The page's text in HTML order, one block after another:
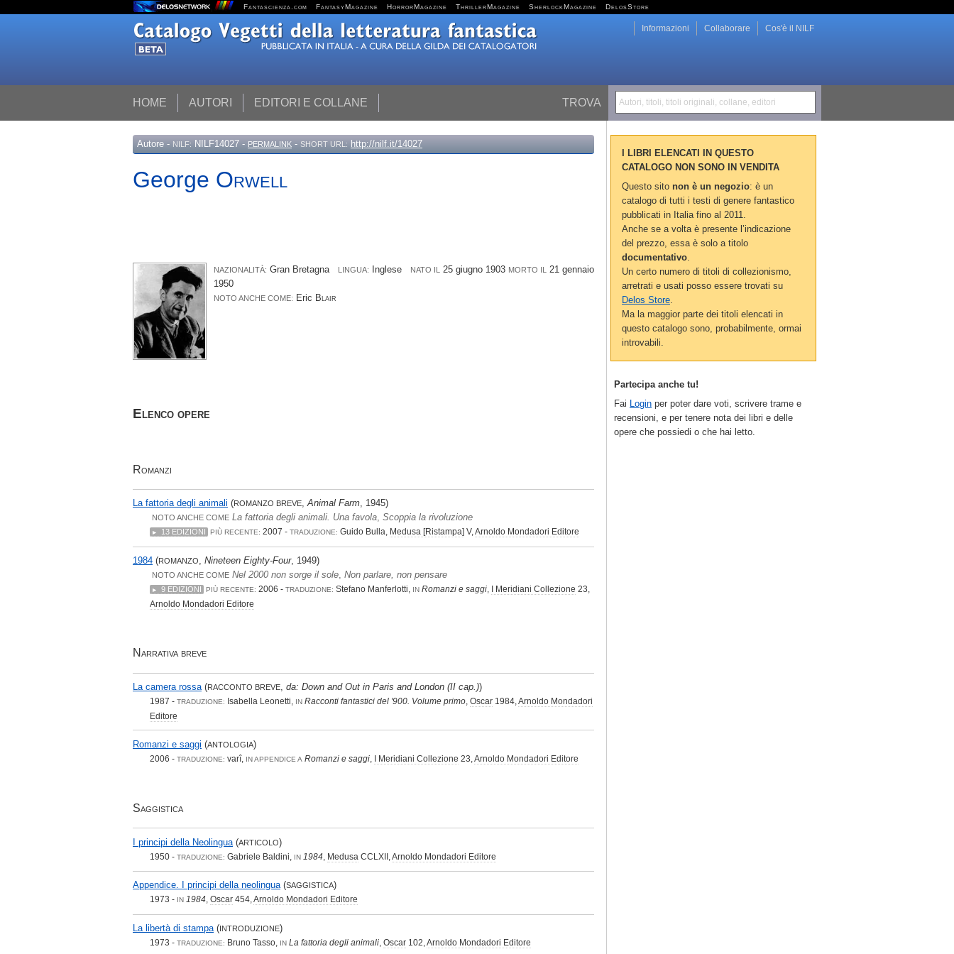
Fantascienza.com FantasyMagazine HorrorMagazine ThrillerMagazine SherlockMagazine DelosStore
TROVA Autori, titoli, titoli originali, collane, editori
HOME AUTORI EDITORI E COLLANE
Cos'è il NILF
Collaborare
Informazioni
Autore - NILF: NILF14027 - PERMALINK - SHORT URL: http://nilf.it/14027
George Orwell
NAZIONALITÀ: Gran Bretagna LINGUA: Inglese NATO IL 25 giugno 1903 MORTO IL
21 gennaio
1950
NOTO ANCHE COME: Eric Blair
Elenco opere
Romanzi
La fattoria degli animali (ROMANZO BREVE,Animal Farm, 1945)
NOTO ANCHE COME La fattoria degli animali. Una favola, Scoppia la rivoluzione
13 EDIZIONI PIÙ RECENTE: 2007 - TRADUZIONE: Guido Bulla, Medusa [Ristampa] V,Arnoldo Mondadori Editore
1984 (ROMANZO, Nineteen Eighty-Four, 1949)
NOTO ANCHE COME Nel 2000 non sorge il sole, Non parlare, non pensare
9 EDIZIONI PIÙ RECENTE: 2006 - TRADUZIONE: Stefano Manferlotti, IN Romanzi e saggi, I Meridiani Collezione 23,
Arnoldo Mondadori Editore
Narrativa breve
La camera rossa(RACCONTO BREVE, da: Down and Out in Paris and London (II cap.))
1987 - TRADUZIONE: Isabella Leonetti, IN Racconti fantastici del '900. Volume primo, Oscar 1984,Arnoldo Mondadori
Editore
Romanzi e saggi (ANTOLOGIA)
2006 - TRADUZIONE: varî, IN APPENDICE A Romanzi e saggi I Meridiani Collezione 23, Arnoldo Mondadori Editore
Saggistica
I principi della Neolingua (ARTICOLO)
1950 - TRADUZIONE: Gabriele Baldini, IN 1984 Medusa CCLXII, Arnoldo Mondadori Editore
Appendice. I principi della neolingua(SAGGISTICA)
1973 - IN 1984, Oscar 454,Arnoldo Mondadori Editore
La libertà di stampa(INTRODUZIONE)
1973 - TRADUZIONE: Bruno Tasso, IN La fattoria degli animali, Oscar 102,Arnoldo Mondadori Editore
I LIBRI ELENCATI IN QUESTO
CATALOGO NON SONO IN VENDITA
Questo sito non è un negozio: è un
catalogo di tutti i testi di genere fantastico
pubblicati in Italia fino al 2011.
Anche se a volta è presente l’indicazione
del prezzo, essa è solo a titolo
documentativo
Un certo numero di titoli di collezionismo,
arretrati e usati posso essere trovati su
Delos Store
Ma la maggior parte dei titoli elencati in
questo catalogo sono, probabilmente, ormai
introvabili.
Partecipa anche tu!
Fai Login per poter dare voti, scrivere trame e
recensioni, e per tenere nota dei libri e delle
opere che possiedi o che hai letto.